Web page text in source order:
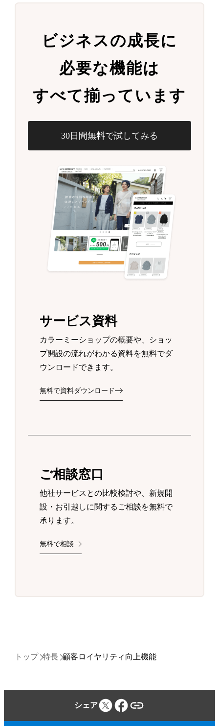
ビジネスの成長に
必要な機能は
すべて揃っています
30日間無料で試してみる
サービス資料
カラーミーショップの概要や、ショッ
プ開設の流れがわかる資料を無料でダ
ウンロードできます。
無料で資料ダウンロード
ご相談窓口
他社サービスとの比較検討や、新規開
設・お引越しに関するご相談を無料で
承ります。
無料で相談
トップ 特長 顧客ロイヤリティ向上機能
シェア